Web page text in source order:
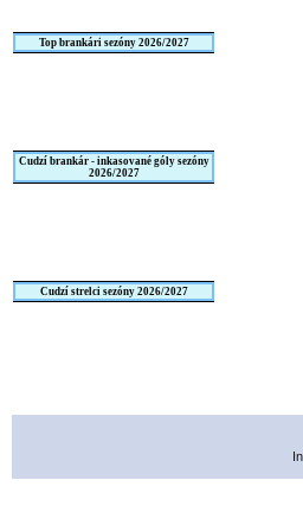
Top brankári sezóny 2026/2027
Cudzí brankár - inkasované góly sezóny
2026/2027
Cudzí strelci sezóny 2026/2027